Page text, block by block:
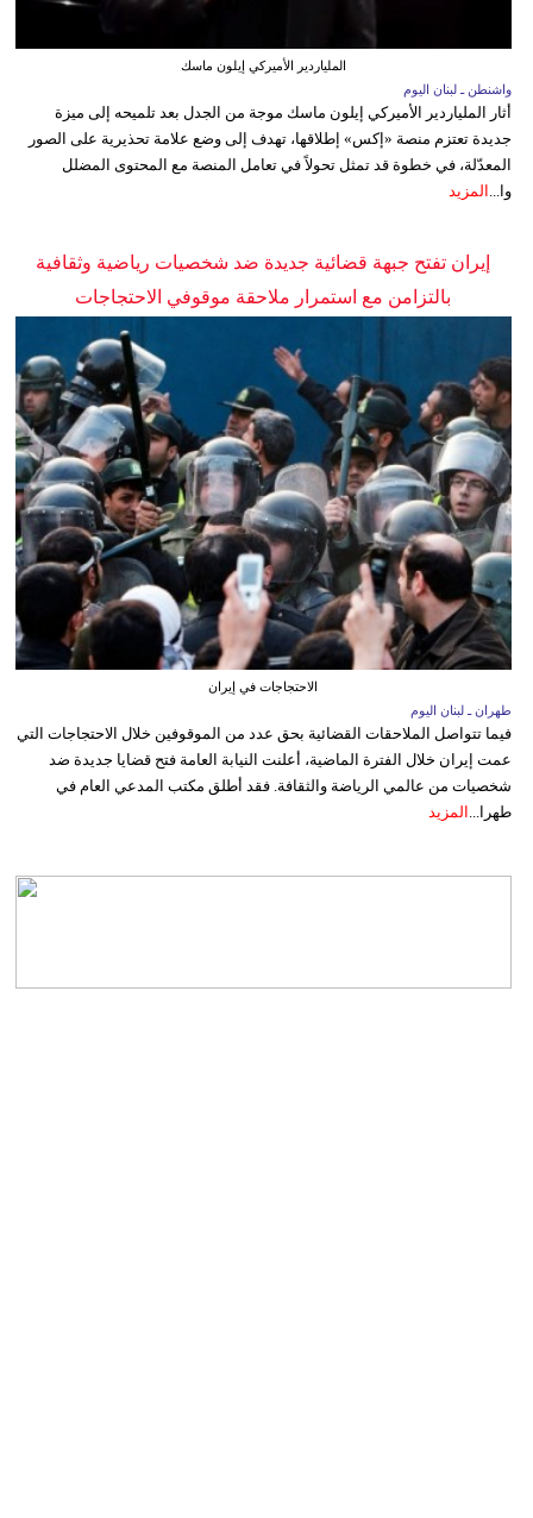
الملياردير الأميركي إيلون ماسك
واشنطن ـ لبنان اليوم
أثار الملياردير الأميركي إيلون ماسك موجة من الجدل بعد تلميحه إلى ميزة
جديدة تعتزم منصة «إكس» إطلاقها، تهدف إلى وضع علامة تحذيرية على الصور
المعدّلة، في خطوة قد تمثل تحولاً في تعامل المنصة مع المحتوى المضلل
وا... المزيد
إيران تفتح جبهة قضائية جديدة ضد شخصيات رياضية وثقافية
بالتزامن مع استمرار ملاحقة موقوفي الاحتجاجات
الاحتجاجات في إيران
طهران ـ لبنان اليوم
فيما تتواصل الملاحقات القضائية بحق عدد من الموقوفين خلال الاحتجاجات التي
عمت إيران خلال الفترة الماضية، أعلنت النيابة العامة فتح قضايا جديدة ضد
شخصيات من عالمي الرياضة والثقافة. فقد أطلق مكتب المدعي العام في
طهرا... المزيد